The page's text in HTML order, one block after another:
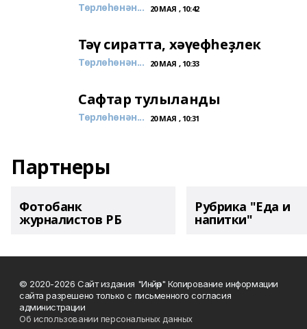
Төрлөһөнән... 20 МАЯ , 10:42
Тәү сиратта, хәүефһеҙлек
Төрлөһөнән... 20 МАЯ , 10:33
Сафтар тулыланды
Төрлөһөнән... 20 МАЯ , 10:31
Партнеры
Фотобанк
журналистов РБ
Рубрика "Еда и
напитки"
© 2020-2026 Сайт издания "Инйәр" Копирование информации
сайта разрешено только с письменного согласия
администрации
Об использовании персональных данных